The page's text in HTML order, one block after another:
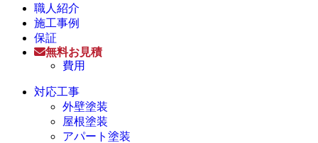
職人紹介
施工事例
保証
無料お見積
費用
対応工事
外壁塗装
屋根塗装
アパート塗装